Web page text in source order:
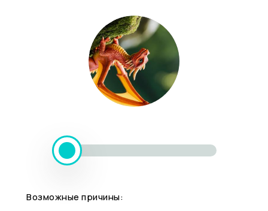
Возможные причины: